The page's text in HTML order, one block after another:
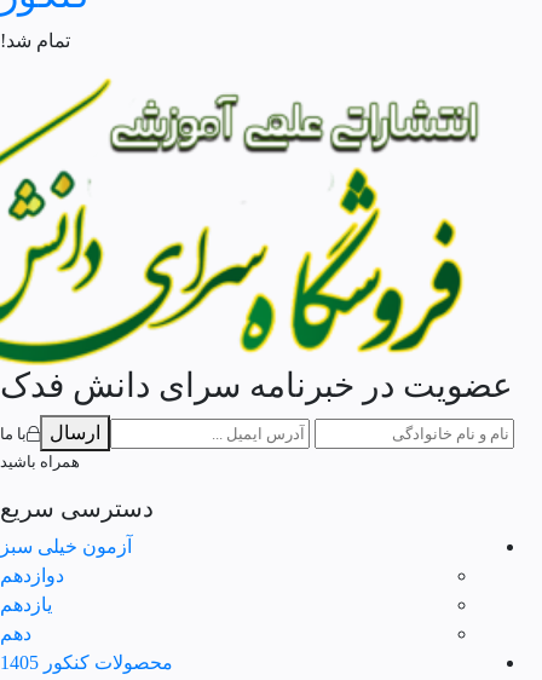
تمام شد!
عضویت در خبرنامه سرای دانش فدک
ارسال
با ما
همراه باشید
دسترسی سریع
آزمون خیلی سبز
دوازدهم
یازدهم
دهم
محصولات کنکور 1405